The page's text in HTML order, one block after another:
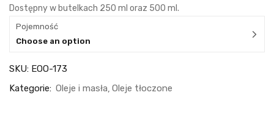
Dostępny w butelkach 250 ml oraz 500 ml.
Pojemność
Choose an option
SKU: EOO-173
Kategorie: Oleje i masła Oleje tłoczone